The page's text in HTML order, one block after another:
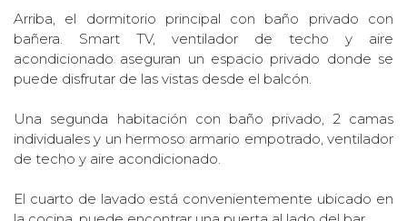
Arriba, el dormitorio principal con baño privado con
bañera. Smart TV, ventilador de techo y aire
acondicionado aseguran un espacio privado donde se
puede disfrutar de las vistas desde el balcón.
Una segunda habitación con baño privado, 2 camas
individuales y un hermoso armario empotrado, ventilador
de techo y aire acondicionado.
El cuarto de lavado está convenientemente ubicado en